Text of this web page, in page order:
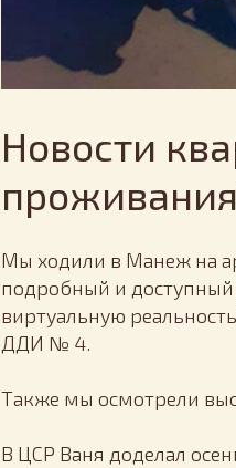
Новости
Мы ходили в Манеж на
подробный и доступный
виртуальную
ДДИ № 4.
Также мы осмотрели
В ЦСР Ваня доделал